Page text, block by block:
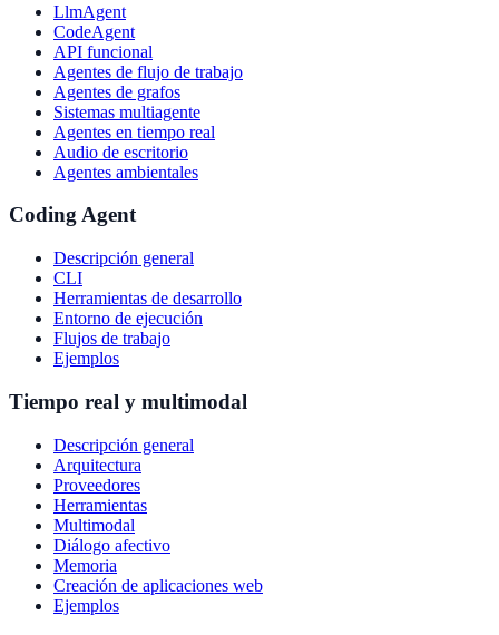
LlmAgent
CodeAgent
API funcional
Agentes de flujo de trabajo
Agentes de grafos
Sistemas multiagente
Agentes en tiempo real
Audio de escritorio
Agentes ambientales
Coding Agent
Descripción general
CLI
Herramientas de desarrollo
Entorno de ejecución
Flujos de trabajo
Ejemplos
Tiempo real y multimodal
Descripción general
Arquitectura
Proveedores
Herramientas
Multimodal
Diálogo afectivo
Memoria
Creación de aplicaciones web
Ejemplos